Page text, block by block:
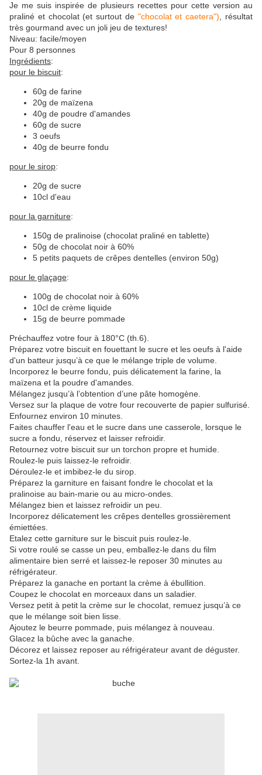
Je me suis inspirée de plusieurs recettes pour cette version au
praliné et chocolat (et surtout de "chocolat et caetera") , résultat
très gourmand avec un joli jeu de textures!
Niveau: facile/moyen
Pour 8 personnes
Ingrédients:
pour le biscuit:
60g de farine
20g de maïzena
40g de poudre d'amandes
60g de sucre
3 oeufs
40g de beurre fondu
pour le sirop:
20g de sucre
10cl d'eau
pour la garniture:
150g de pralinoise (chocolat praliné en tablette)
50g de chocolat noir à 60%
5 petits paquets de crêpes dentelles (environ 50g)
pour le glaçage:
100g de chocolat noir à 60%
10cl de crème liquide
15g de beurre pommade
Préchauffez votre four à 180°C (th.6).
Préparez votre biscuit en fouettant le sucre et les oeufs à l'aide
d'un batteur jusqu’à ce que le mélange triple de volume.
Incorporez le beurre fondu, puis délicatement la farine, la
maïzena et la poudre d'amandes.
Mélangez jusqu’à l’obtention d’une pâte homogène.
Versez sur la plaque de votre four recouverte de papier sulfurisé.
Enfournez environ 10 minutes.
Faites chauffer l'eau et le sucre dans une casserole, lorsque le
sucre a fondu, réservez et laisser refroidir.
Retournez votre biscuit sur un torchon propre et humide.
Roulez-le puis laissez-le refroidir.
Déroulez-le et imbibez-le du sirop.
Préparez la garniture en faisant fondre le chocolat et la
pralinoise au bain-marie ou au micro-ondes.
Mélangez bien et laissez refroidir un peu.
Incorporez délicatement les crêpes dentelles grossièrement
émiettées.
Etalez cette garniture sur le biscuit puis roulez-le.
Si votre roulé se casse un peu, emballez-le dans du film
alimentaire bien serré et laissez-le reposer 30 minutes au
réfrigérateur.
Préparez la ganache en portant la crème à ébullition.
Coupez le chocolat en morceaux dans un saladier.
Versez petit à petit la crème sur le chocolat, remuez jusqu’à ce
que le mélange soit bien lisse.
Ajoutez le beurre pommade, puis mélangez à nouveau.
Glacez la bûche avec la ganache.
Décorez et laissez reposer au réfrigérateur avant de déguster.
Sortez-la 1h avant.